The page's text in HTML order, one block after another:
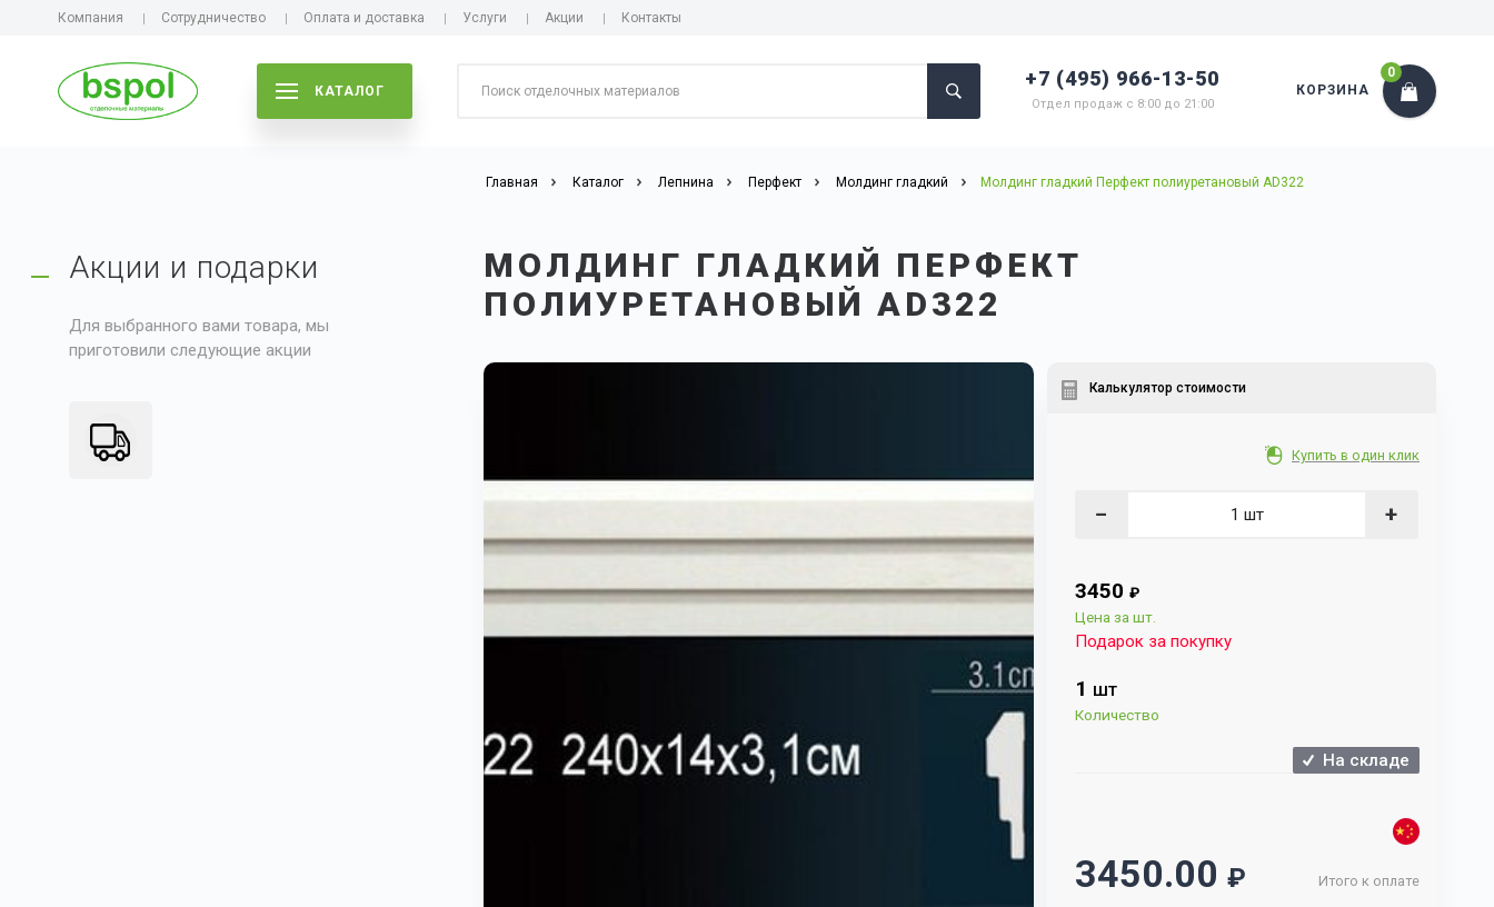
Компания Сотрудничество Оплата и доставка Услуги Акции Контакты
КАТАЛОГ
+7 (495) 966-13-50
Отдел продаж с 8:00 до 21:00
КОРЗИНА
0
Главная Каталог Лепнина Перфект Молдинг гладкий Молдинг гладкий Перфект полиуретановый AD322
МОЛДИНГ ГЛАДКИЙ ПЕРФЕКТ
ПОЛИУРЕТАНОВЫЙ AD322
Калькулятор стоимости
Купить в один клик
− +
3450 ₽
Цена за шт.
Подарок за покупку
1 ШТ
Количество
На складе
Итого к оплате
3450.00 ₽
Акции и подарки
Для выбранного вами товара, мы
приготовили следующие акции